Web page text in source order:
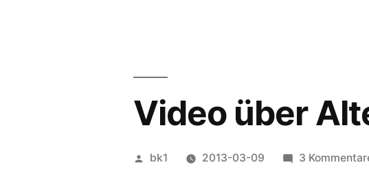
Video über
Veröffentlicht
bk1 2013-03-09 3